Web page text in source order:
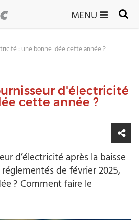
d'électricité
cette année ?
d’électricité après la baisse
de février 2025,
? Comment faire le
MENU
: une bonne idée cette année ?